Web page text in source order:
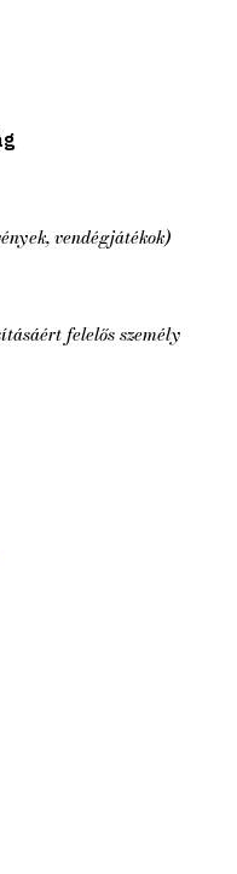
vendégjátékok)
felelős személy